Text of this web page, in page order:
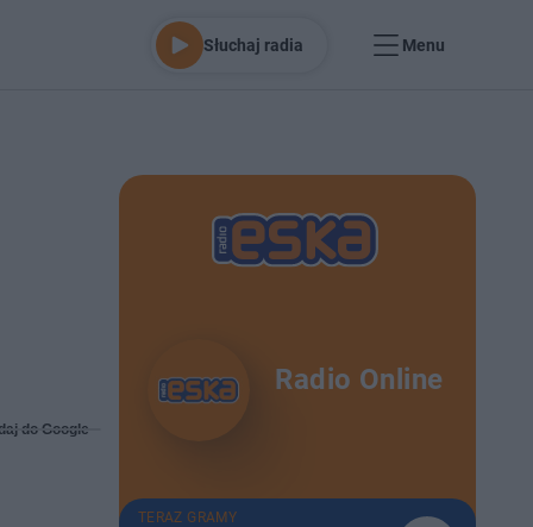
Słuchaj radia Menu
do Google
Radio Online
TERAZ GRAMY